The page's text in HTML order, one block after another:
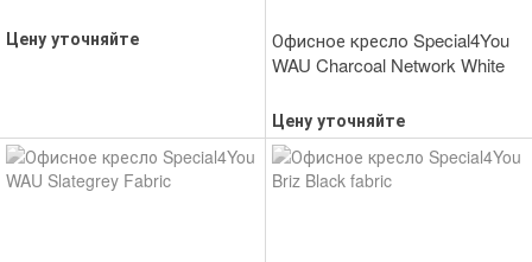
Цену уточняйте
Офисное кресло Special4You
WAU Charcoal Network White
Цену уточняйте